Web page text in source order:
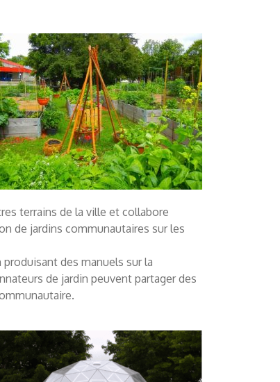
terrains de la ville et collabore
de jardins communautaires sur les
des manuels sur la
de jardin peuvent partager des